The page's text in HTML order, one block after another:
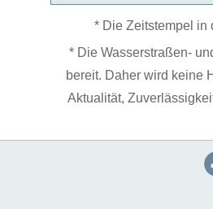
* Die Zeitstempel in
* Die Wasserstraßen-
bereit. Daher wird keine
Aktualität,